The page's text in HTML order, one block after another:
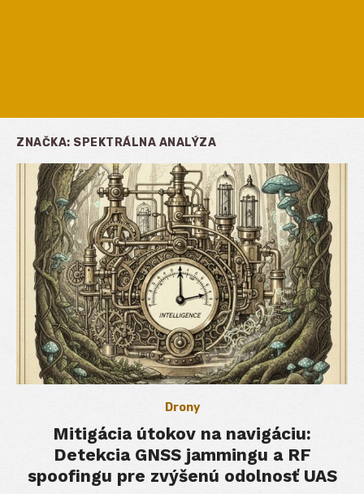
ZNAČKA: SPEKTRÁLNA ANALÝZA
Drony
Mitigácia útokov na navigáciu:
Detekcia GNSS jammingu a RF
spoofingu pre zvýšenú odolnosť UAS